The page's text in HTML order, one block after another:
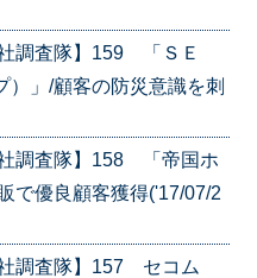
調査隊】159 「ＳＥ
」/顧客の防災意識を刺
社調査隊】158 「帝国ホ
で優良顧客獲得('17/07/2
調査隊】157 セコム